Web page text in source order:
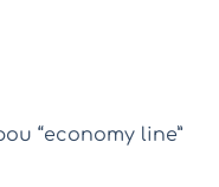
“economy line”